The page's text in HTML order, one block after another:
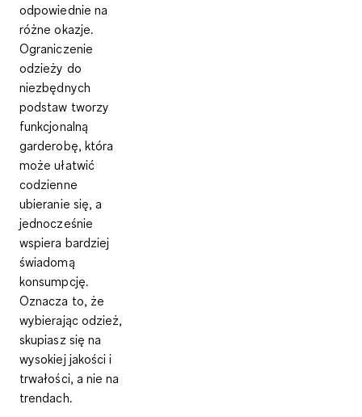
odpowiednie na
różne okazje.
Ograniczenie
odzieży do
niezbędnych
podstaw tworzy
funkcjonalną
garderobę, która
może ułatwić
codzienne
ubieranie się, a
jednocześnie
wspiera bardziej
świadomą
konsumpcję.
Oznacza to, że
wybierając odzież,
skupiasz się na
wysokiej jakości i
trwałości, a nie na
trendach.